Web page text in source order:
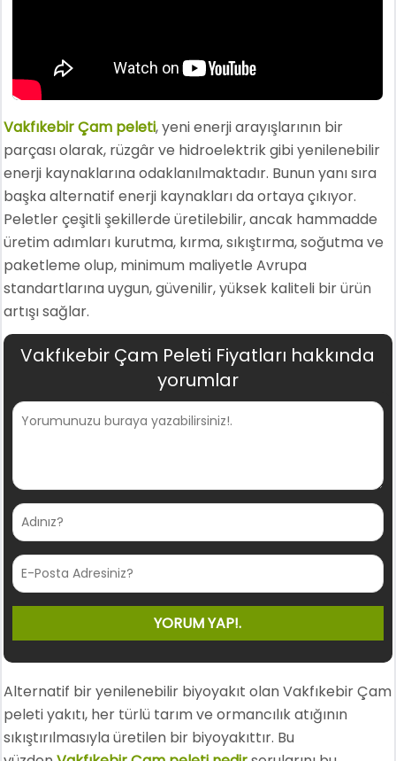
Vakfıkebir Çam peleti, yeni enerji arayışlarının bir
parçası olarak, rüzgâr ve hidroelektrik gibi yenilenebilir
enerji kaynaklarına odaklanılmaktadır. Bunun yanı sıra
başka alternatif enerji kaynakları da ortaya çıkıyor.
Peletler çeşitli şekillerde üretilebilir, ancak hammadde
üretim adımları kurutma, kırma, sıkıştırma, soğutma ve
paketleme olup, minimum maliyetle Avrupa
standartlarına uygun, güvenilir, yüksek kaliteli bir ürün
artışı sağlar.
Vakfıkebir Çam Peleti Fiyatları hakkında
yorumlar
Alternatif bir yenilenebilir biyoyakıt olan Vakfıkebir Çam
peleti yakıtı, her türlü tarım ve ormancılık atığının
sıkıştırılmasıyla üretilen bir biyoyakıttır. Bu